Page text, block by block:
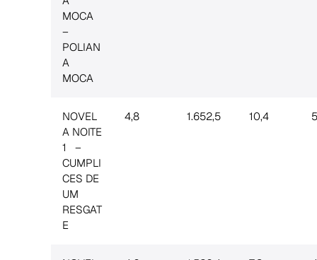
MOCA
–
POLIAN
A
MOCA
NOVEL
A NOITE
1 –
CUMPLI
CES DE
UM
RESGAT
E
4,8 1.652,5 10,4